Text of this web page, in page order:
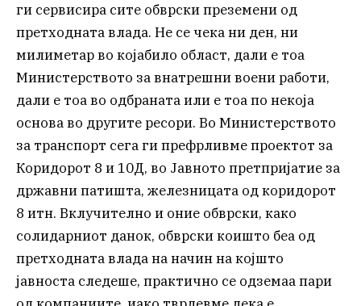
ги сервисира сите обврски преземени од
претходната влада. Не се чека ни ден, ни
милиметар во којабило област, дали е тоа
Министерството за внатрешни воени работи,
дали е тоа во одбраната или е тоа по некоја
основа во другите ресори. Во Министерството
за транспорт сега ги префрливме проектот за
Коридорот 8 и 10Д, во Јавното претпријатие за
државни патишта, железницата од коридорот
8 итн. Вклучително и оние обврски, како
солидарниот данок, обврски коишто беа од
претходната влада на начин на којшто
јавноста следеше, практично се одземаа пари